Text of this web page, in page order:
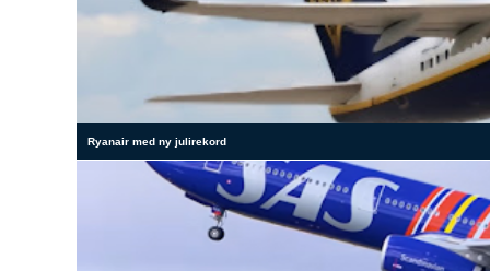
Ryanair med ny julirekord